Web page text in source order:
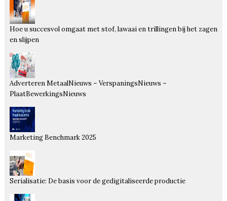
Hoe u succesvol omgaat met stof, lawaai en trillingen bij het zagen
en slijpen
Adverteren MetaalNieuws – VerspaningsNieuws –
PlaatBewerkingsNieuws
Marketing Benchmark 2025
Serialisatie: De basis voor de gedigitaliseerde productie